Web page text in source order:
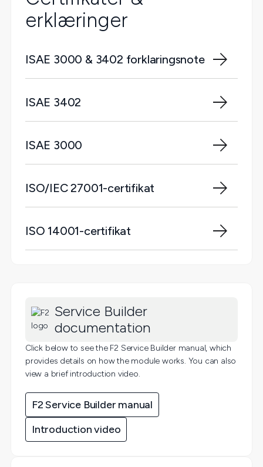
erklæringer
ISAE 3000 & 3402 forklaringsnote
ISAE 3402
ISAE 3000
ISO/IEC 27001-certifikat
ISO 14001-certifikat
Service Builder
documentation
Click below to see the F2 Service Builder manual, which
provides details on how the module works. You can also
view a brief introduction video.
F2 Service Builder manual
Introduction video